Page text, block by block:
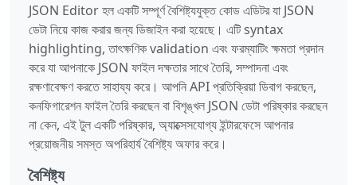
JSON Editor হল একটি সম্পূর্ণ বৈশিষ্ট্যযুক্ত কোড এডিটর যা JSON
ডেটা নিয়ে কাজ করার জন্য ডিজাইন করা হয়েছে। এটি syntax
highlighting, তাৎক্ষণিক validation এবং ফরম্যাটিং ক্ষমতা প্রদান
করে যা আপনাকে JSON ফাইল দক্ষতার সাথে তৈরি, সম্পাদনা এবং
রক্ষণাবেক্ষণ করতে সাহায্য করে। আপনি API প্রতিক্রিয়া ডিবাগ করছেন,
কনফিগারেশন ফাইল তৈরি করছেন বা বিশৃঙ্খল JSON ডেটা পরিষ্কার করছেন
না কেন, এই টুল একটি পরিষ্কার, অ্যাক্সেসযোগ্য ইন্টারফেসে আপনার
প্রয়োজনীয় সমস্ত অপরিহার্য বৈশিষ্ট্য অফার করে।
বৈশিষ্ট্য